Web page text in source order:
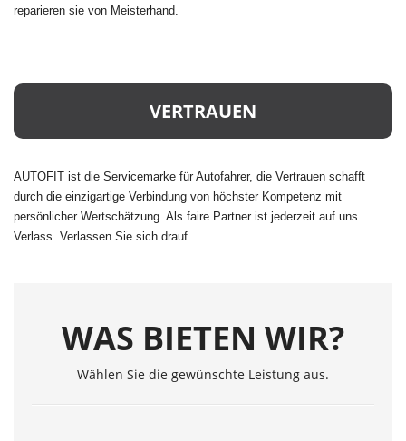
reparieren sie von Meisterhand.
VERTRAUEN
AUTOFIT ist die Servicemarke für Autofahrer, die Vertrauen schafft
durch die einzigartige Verbindung von höchster Kompetenz mit
persönlicher Wertschätzung. Als faire Partner ist jederzeit auf uns
Verlass. Verlassen Sie sich drauf.
WAS BIETEN WIR?
Wählen Sie die gewünschte Leistung aus.